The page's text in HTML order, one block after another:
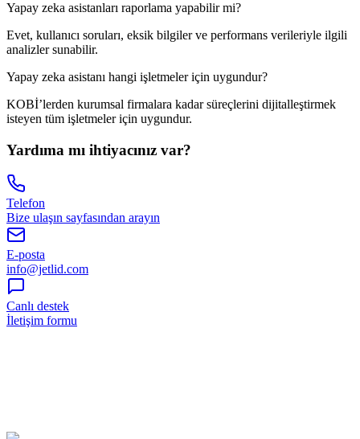
Yapay zeka asistanları raporlama yapabilir mi?
Evet, kullanıcı soruları, eksik bilgiler ve performans verileriyle ilgili
analizler sunabilir.
Yapay zeka asistanı hangi işletmeler için uygundur?
KOBİ’lerden kurumsal firmalara kadar süreçlerini dijitalleştirmek
isteyen tüm işletmeler için uygundur.
Yardıma mı ihtiyacınız var?
Telefon
Bize ulaşın sayfasından arayın
E-posta
info@jetlid.com
Canlı destek
İletişim formu